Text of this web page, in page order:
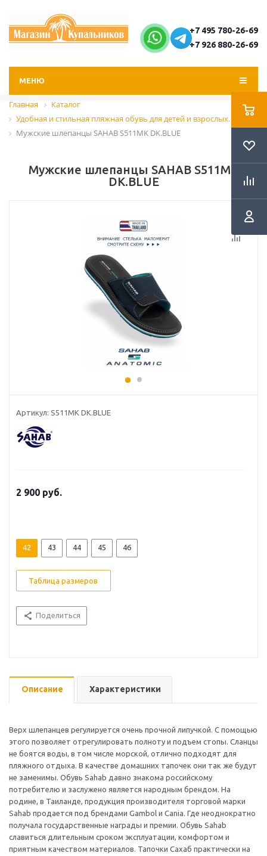
+7 495 780-26-69
+7 926 880-26-69
МЕНЮ
Главная
Каталог
Удобная и стильная пляжная обувь для детей и взрослых.
Мужские шлепанцы SAHAB S511MK DK.BLUE
Мужские шлепанцы SAHAB S511MK
DK.BLUE
Артикул: S511MK DK.BLUE
2 900 руб.
42 43 44 45 46
Таблица размеров
Поделиться
Описание Характеристики
Верх шлепанцев регулируется очень прочной липучкой. С помощью
этого позволяет отрегулировать полноту и подъем стопы. Сланцы
не боятся воды, в том числе морской, отлично подходят для
пляжного отдыха. В качестве домашних тапочек они так же будут
не заменимы. Обувь Sahab давно знакома российскому
потребителю и заслужено является народным брендом. На
родине, в Таиланде, продукция производителя торговой марки
Sahab продается под брендами Gambol и Cania. Где неоднократно
получала государственные награды и премии. Обувь Sahab
славиться длительным сроком эксплуатации, комфортом и
приятным качеством материалов. Тапочки Сахаб практически на